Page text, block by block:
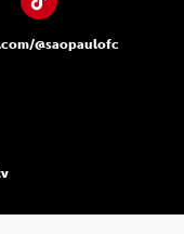
@saopaulofc